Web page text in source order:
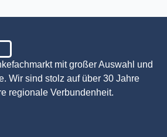
mit großer Auswahl und
Wir sind stolz auf über 30 Jahre
regionale Verbundenheit.